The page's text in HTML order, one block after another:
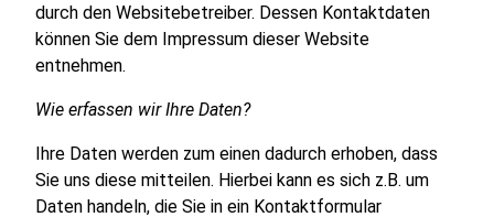
durch den Websitebetreiber. Dessen Kontaktdaten
können Sie dem Impressum dieser Website
entnehmen.
Wie erfassen wir Ihre Daten?
Ihre Daten werden zum einen dadurch erhoben, dass
Sie uns diese mitteilen. Hierbei kann es sich z.B. um
Daten handeln, die Sie in ein Kontaktformular